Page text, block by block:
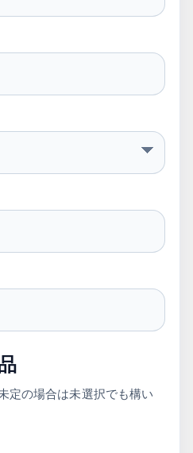
定の場合は未選択でも構い